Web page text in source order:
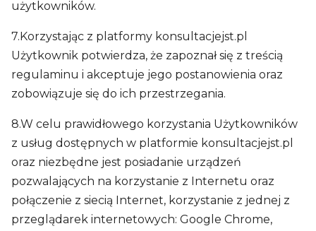
użytkowników.
7.Korzystając z platformy konsultacjejst.pl
Użytkownik potwierdza, że zapoznał się z treścią
regulaminu i akceptuje jego postanowienia oraz
zobowiązuje się do ich przestrzegania.
8.W celu prawidłowego korzystania Użytkowników
z usług dostępnych w platformie konsultacjejst.pl
oraz niezbędne jest posiadanie urządzeń
pozwalających na korzystanie z Internetu oraz
połączenie z siecią Internet, korzystanie z jednej z
przeglądarek internetowych: Google Chrome,